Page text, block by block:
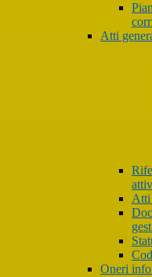
Atti
Atti
Oneri